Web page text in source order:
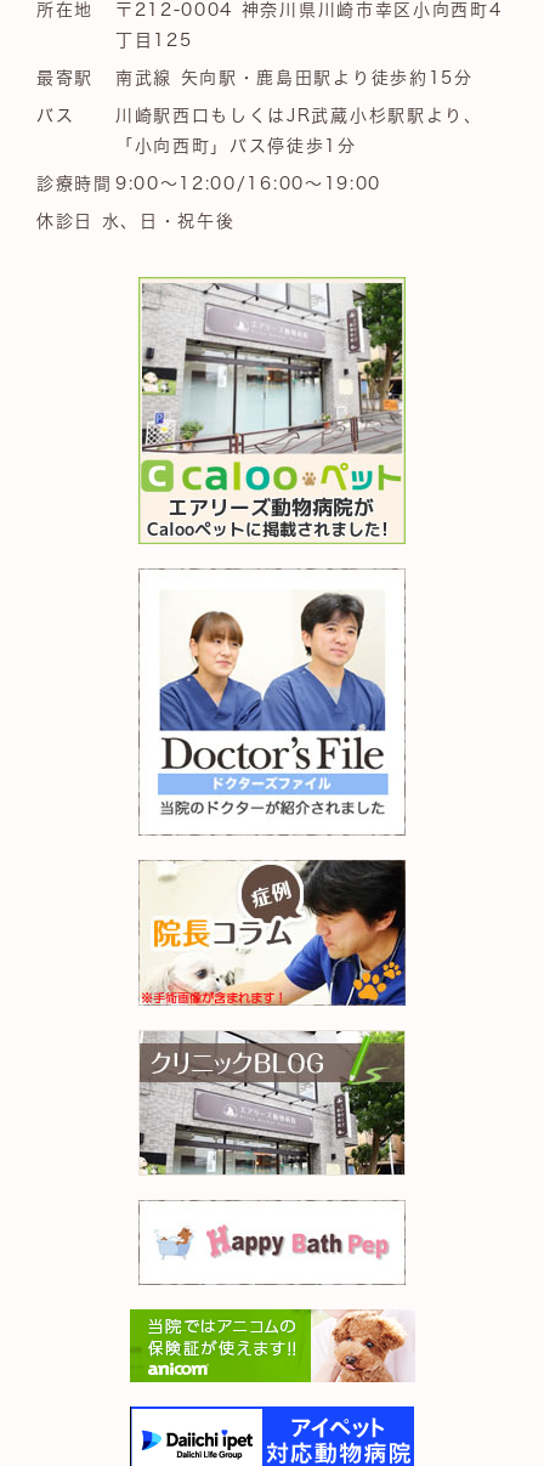
所在地
〒212-0004 神奈川県川崎市幸区小向西町4
丁目125
最寄駅 南武線 矢向駅・鹿島田駅より徒歩約15分
バス
川崎駅西口もしくはJR武蔵小杉駅駅より、
「小向西町」バス停徒歩1分
診療時間 9:00～12:00/16:00～19:00
休診日 水、日・祝午後